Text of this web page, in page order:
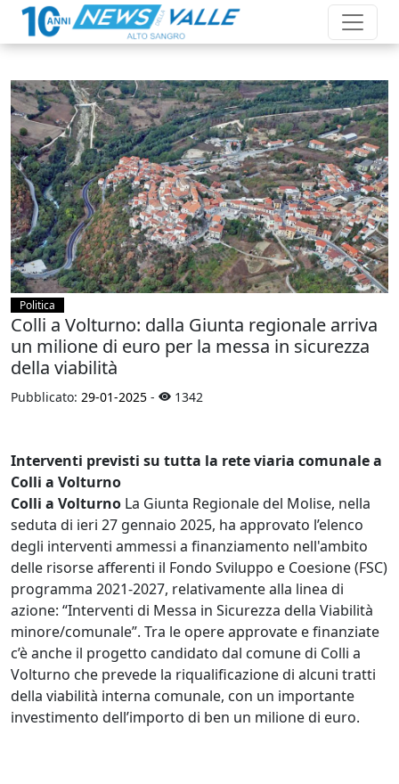
Politica
Colli a Volturno: dalla Giunta regionale arriva
un milione di euro per la messa in sicurezza
della viabilità
Pubblicato: 29-01-2025 - 1342
Interventi previsti su tutta la rete viaria comunale a
Colli a Volturno
Colli a Volturno La Giunta Regionale del Molise, nella
seduta di ieri 27 gennaio 2025, ha approvato l’elenco
degli interventi ammessi a finanziamento nell'ambito
delle risorse afferenti il Fondo Sviluppo e Coesione (FSC)
programma 2021-2027, relativamente alla linea di
azione: “Interventi di Messa in Sicurezza della Viabilità
minore/comunale”. Tra le opere approvate e finanziate
c’è anche il progetto candidato dal comune di Colli a
Volturno che prevede la riqualificazione di alcuni tratti
della viabilità interna comunale, con un importante
investimento dell’importo di ben un milione di euro.